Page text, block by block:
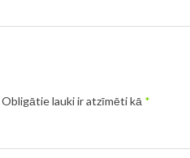
Obligātie lauki ir atzīmēti kā *